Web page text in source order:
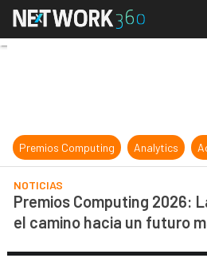
Premios
Premios Computing Analytics
NOTICIAS
Premios Computing 2026:
el camino hacia un futuro